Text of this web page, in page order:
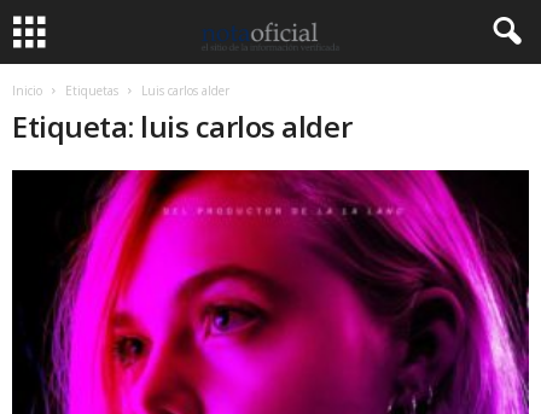
Inicio Etiquetas Luis carlos alder
Etiqueta: luis carlos alder